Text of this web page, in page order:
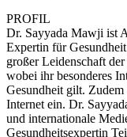
PROFIL
Dr. Sayyada Mawji ist
Expertin für
großer Leidenschaft
wobei ihr besonderes
Gesundheit gilt.
Internet ein. Dr.
und internationale
Gesundheitsexpertin